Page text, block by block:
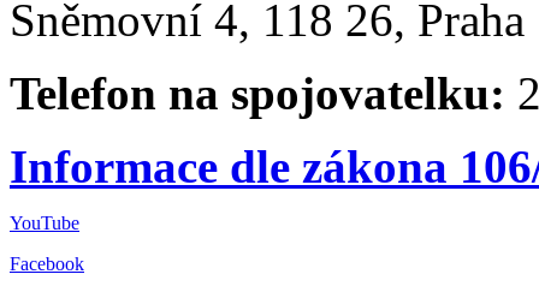
Sněmovní 4, 118 26,
Telefon na spojovatelku:
Informace dle zákona
YouTube
Facebook